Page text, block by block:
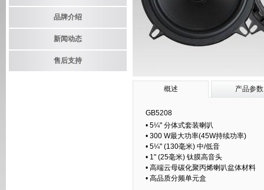
品牌介绍
新闻动态
售后支持
概述 产品参数
GB5208
• 5¼" 分体式套装喇叭
• 300 W最大功率(45W持续功率)
• 5¼" (130毫米) 中/低音
• 1" (25毫米) 钛膜高音头
• 高端云母碳化聚丙烯喇叭盆体材料
• 高品质分频单元盒